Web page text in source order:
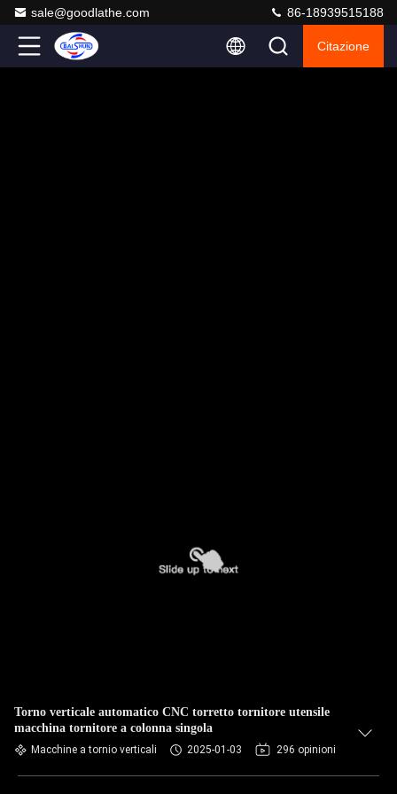
sale@goodlathe.com 86-18939515188
Citazione
Torno verticale automatico CNC torretto tornitore utensile
macchina tornitore a colonna singola
Macchine a tornio verticali 2025-01-03 296 opinioni